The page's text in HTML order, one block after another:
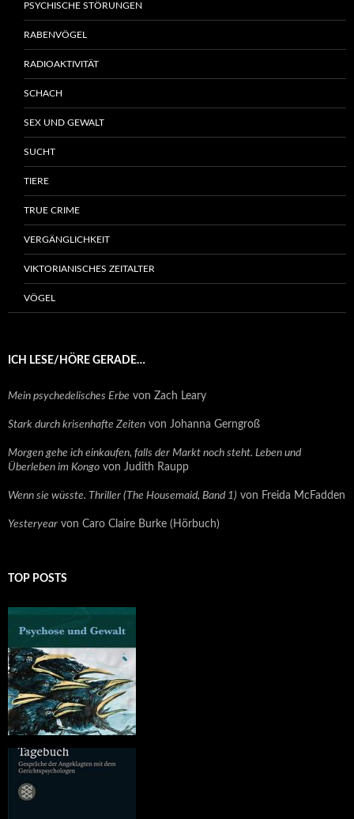
PSYCHISCHE STÖRUNGEN
RABENVÖGEL
RADIOAKTIVITÄT
SCHACH
SEX UND GEWALT
SUCHT
TIERE
TRUE CRIME
VERGÄNGLICHKEIT
VIKTORIANISCHES ZEITALTER
VÖGEL
ICH LESE/HÖRE GERADE…
Mein psychedelisches Erbe von Zach Leary
Stark durch krisenhafte Zeiten von Johanna Gerngroß
Morgen gehe ich einkaufen, falls der Markt noch steht. Leben und
Überleben im Kongo von Judith Raupp
Wenn sie wüsste. Thriller (The Housemaid, Band 1) von Freida McFadden
Yesteryear von Caro Claire Burke (Hörbuch)
TOP POSTS